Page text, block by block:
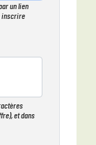
un lien
inscrire
et dans